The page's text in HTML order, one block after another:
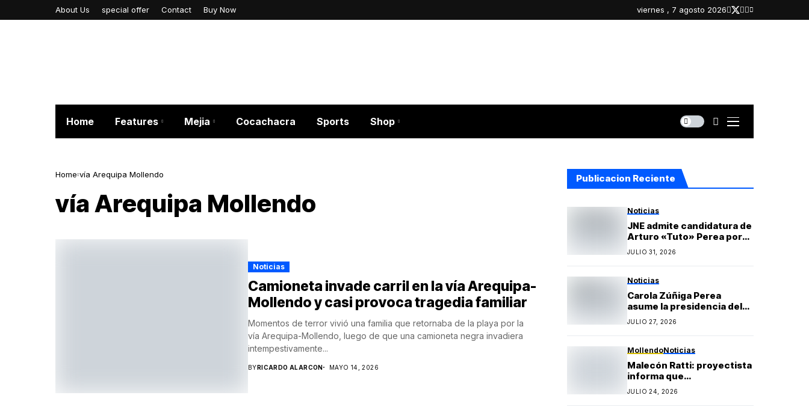
About Us special offer Contact Buy Now viernes , 7 agosto 2026
Home Features Mejia Cocachacra Sports Shop
Home vía Arequipa Mollendo
vía Arequipa Mollendo
Noticias
Camioneta invade carril en la vía Arequipa-
Mollendo y casi provoca tragedia familiar
Momentos de terror vivió una familia que retornaba de la playa por la
vía Arequipa-Mollendo, luego de que una camioneta negra invadiera
intempestivamente...
BYRICARDO ALARCON MAYO 14, 2026
Publicacion Reciente
Noticias
JNE admite candidatura de
Arturo «Tuto» Perea por
Islay y oficializa lista
regional de Yo Arequipa
Gonzales
JULIO 31, 2026
Noticias
Carola Zúñiga Perea
asume la presidencia del
Rotary Club Puerto Bravo
Mollendo y anuncia
provincia de Islay
JULIO 27, 2026
MollendoNoticias
Malecón Ratti: proyectista
informa que
observaciones técnicas
mantienen paralizada la
JULIO 24, 2026